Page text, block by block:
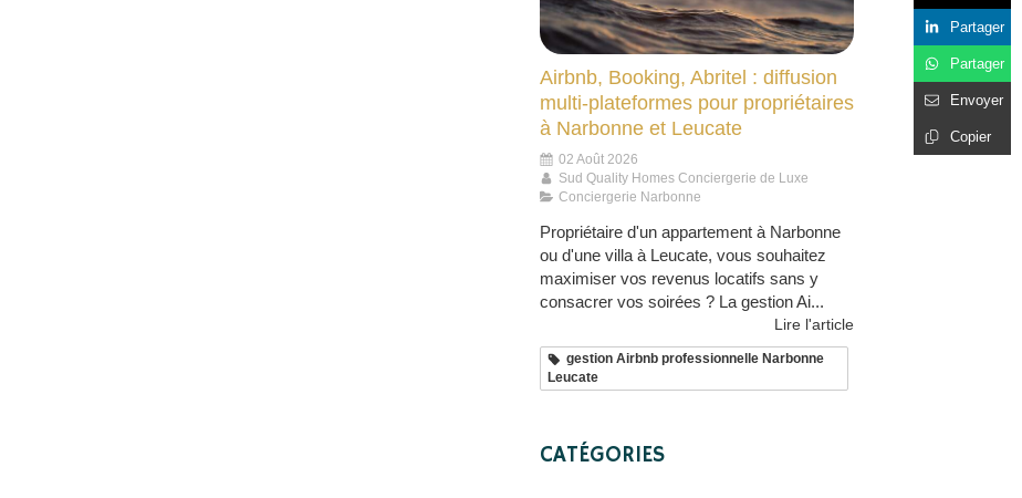
Partager
Partager
Envoyer
Copier
Airbnb, Booking, Abritel : diffusion
multi-plateformes pour propriétaires
à Narbonne et Leucate
02 Août 2026
Sud Quality Homes Conciergerie de Luxe
Conciergerie Narbonne
Propriétaire d'un appartement à Narbonne
ou d'une villa à Leucate, vous souhaitez
maximiser vos revenus locatifs sans y
consacrer vos soirées ? La gestion Ai...
Lire l'article
gestion Airbnb professionnelle Narbonne
Leucate
CATÉGORIES